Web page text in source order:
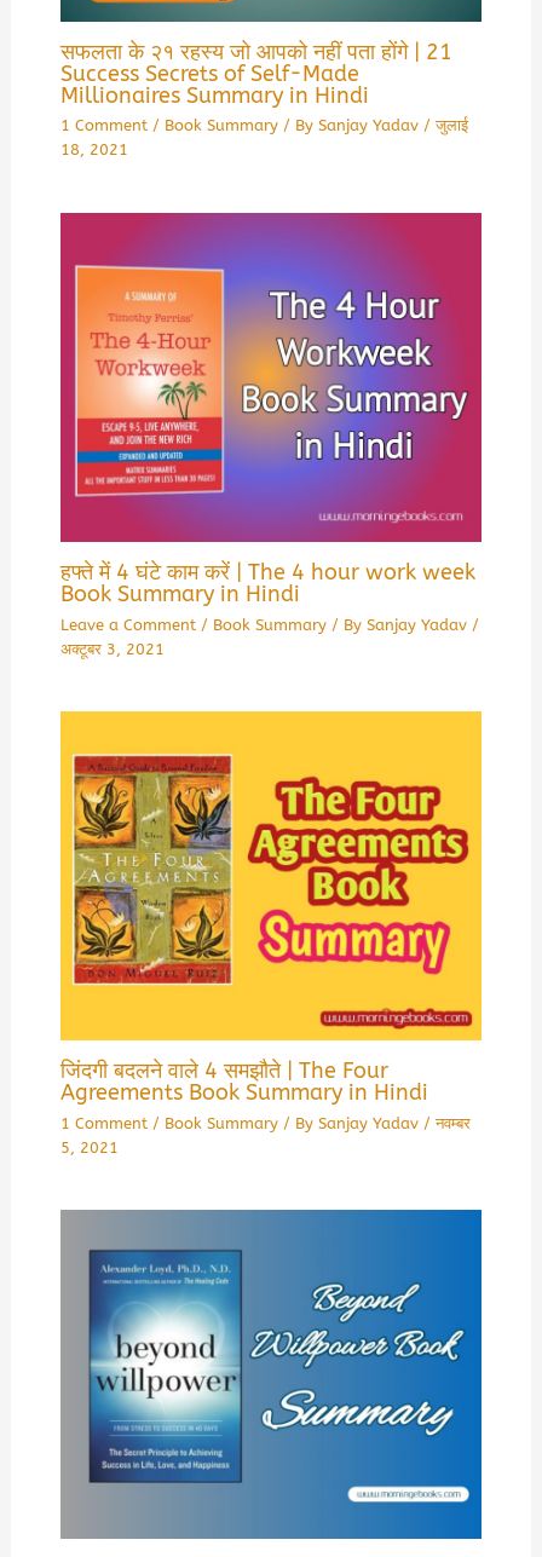
सफलता के २१ रहस्य जो आपको नहीं पता होंगे | 21
Success Secrets of Self-Made
Millionaires Summary in Hindi
1 Comment / Book Summary/ By Sanjay Yadav /जुलाई
18, 2021
हफ्ते में 4 घंटे काम करें | The 4 hour work week
Book Summary in Hindi
Leave a Comment / Book Summary/ By Sanjay Yadav /
अक्टूबर 3, 2021
जिंदगी बदलने वाले 4 समझौते | The Four
Agreements Book Summary in Hindi
1 Comment / Book Summary/ By Sanjay Yadav /नवम्बर
5, 2021